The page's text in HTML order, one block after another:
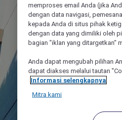
memproses email Anda (jika
dengan data navigasi,
kepada Anda di situs pihak
dengan data yang dimiliki oleh
bagian "iklan yang ditargetkan"
Anda dapat mengubah pilihan
dapat diakses melalui tautan
Informasi selengkapnya
Mitra kami